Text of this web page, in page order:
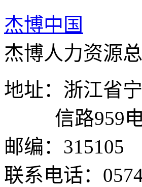
杰博中国
杰博人力资源
地址：浙江省
信路959电
邮编：315105
联系电话：